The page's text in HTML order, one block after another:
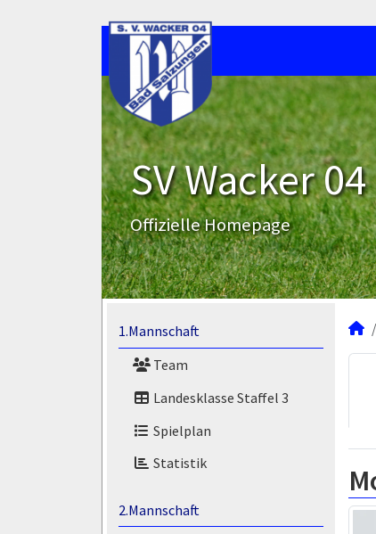
SV Wacker
Offizielle Homepage
1.Mannschaft
Team
Landesklasse Staffel 3
Spielplan
Statistik
2.Mannschaft